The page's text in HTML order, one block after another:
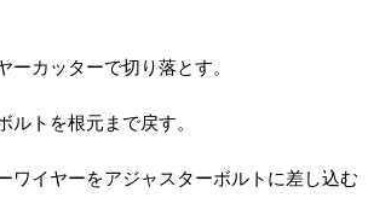
ーカッターで切り落とす。
ルトを根元まで戻す。
ワイヤーをアジャスターボルトに差し込む